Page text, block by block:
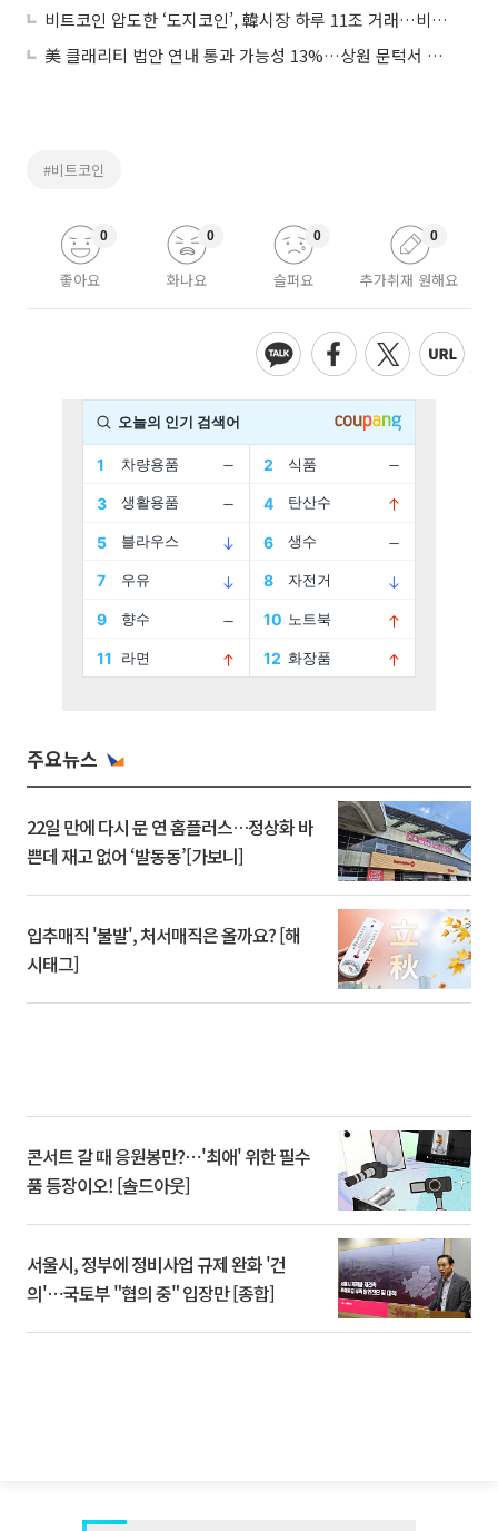
비트코인 압도한 ‘도지코인’, 韓시장 하루 11조 거래…비트코인은 숨고르기
美 클래리티 법안 연내 통과 가능성 13%…상원 문턱서 제동
#비트코인
좋아요
0
화나요
0
슬퍼요
0
추가취재 원해요
0
주요뉴스
22일 만에 다시 문 연 홈플러스…정상화 바
쁜데 재고 없어 ‘발동동’[가보니]
입추매직 '불발', 처서매직은 올까요? [해
시태그]
콘서트 갈 때 응원봉만?⋯'최애' 위한 필수
품 등장이오! [솔드아웃]
서울시, 정부에 정비사업 규제 완화 '건
의'⋯국토부 "협의 중" 입장만 [종합]